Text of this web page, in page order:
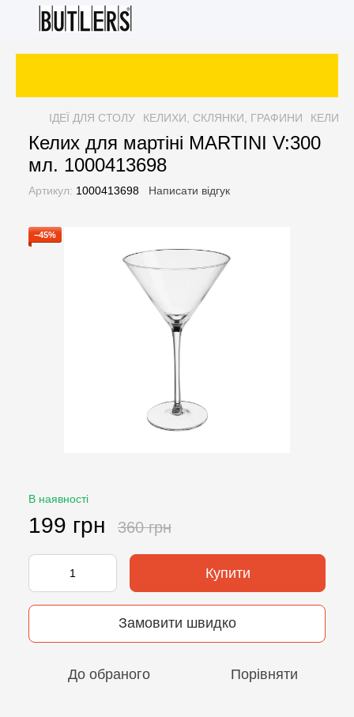
ІДЕЇ ДЛЯ СТОЛУ КЕЛИХИ, СКЛЯНКИ, ГРАФИНИ
Келих для мартіні MARTINI V:300
мл. 1000413698
Артикул: 1000413698 Написати відгук
−45%
В наявності
199 грн 360 грн
Купити
Замовити швидко
До обраного Порівняти